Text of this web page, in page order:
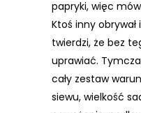
papryki, więc
Ktoś inny obrywał
twierdzi, że bez
uprawiać.
cały zestaw
siewu, wielkość